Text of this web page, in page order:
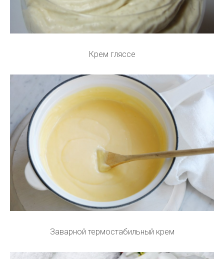
Крем гляссе
Заварной термостабильный крем